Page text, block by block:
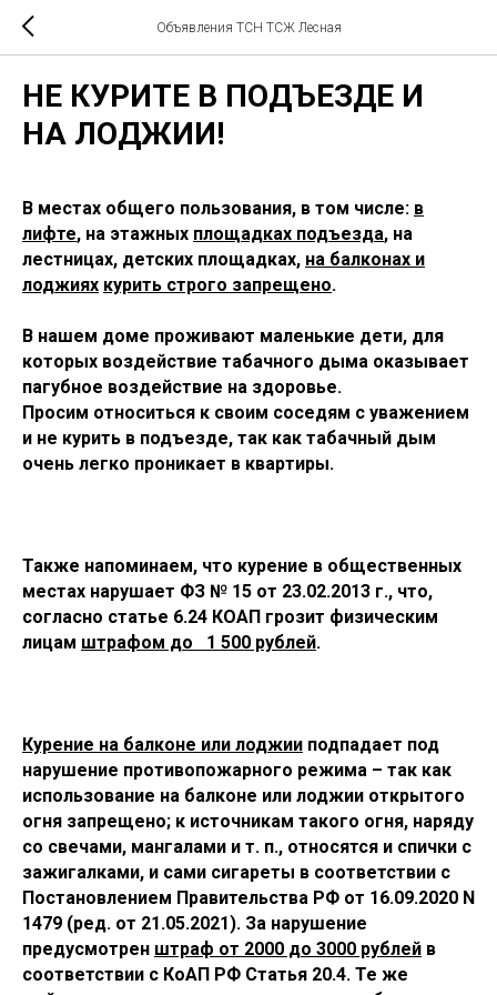
Объявления ТСН ТСЖ Лесная
НЕ КУРИТЕ В ПОДЪЕЗДЕ И
НА ЛОДЖИИ!
В местах общего пользования, в том числе: в
лифте, на этажных площадках подъезда, на
лестницах, детских площадках, на балконах и
лоджиях курить строго запрещено.
В нашем доме проживают маленькие дети, для
которых воздействие табачного дыма оказывает
пагубное воздействие на здоровье.
Просим относиться к своим соседям с уважением
и не курить в подъезде, так как табачный дым
очень легко проникает в квартиры.
Также напоминаем, что курение в общественных
местах нарушает ФЗ № 15 от 23.02.2013 г., что,
согласно статье 6.24 КОАП грозит физическим
лицам штрафом до 1 500 рублей.
Курение на балконе или лоджии подпадает под
нарушение противопожарного режима – так как
использование на балконе или лоджии открытого
огня запрещено; к источникам такого огня, наряду
со свечами, мангалами и т. п., относятся и спички с
зажигалками, и сами сигареты в соответствии с
Постановлением Правительства РФ от 16.09.2020 N
1479 (ред. от 21.05.2021). За нарушение
предусмотрен штраф от 2000 до 3000 рублей в
соответствии с КоАП РФ Статья 20.4. Те же